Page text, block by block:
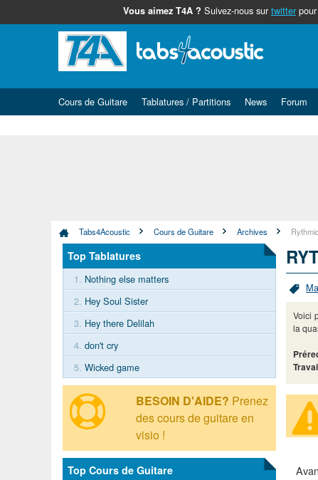
Vous aimez T4A ? Suivez-nous sur twitterpour
Cours de Guitare Tablatures / Partitions News Forum
Tabs4Acoustic Cours de Guitare Archives
Voici
la
Top Tablatures
1. Nothing else matters
2. Hey Soul Sister
3. Hey there Delilah
4. don't cry
5. Wicked game
BESOIN D'AIDE? Prenez
des cours de guitare en
visio !
Top Cours de Guitare